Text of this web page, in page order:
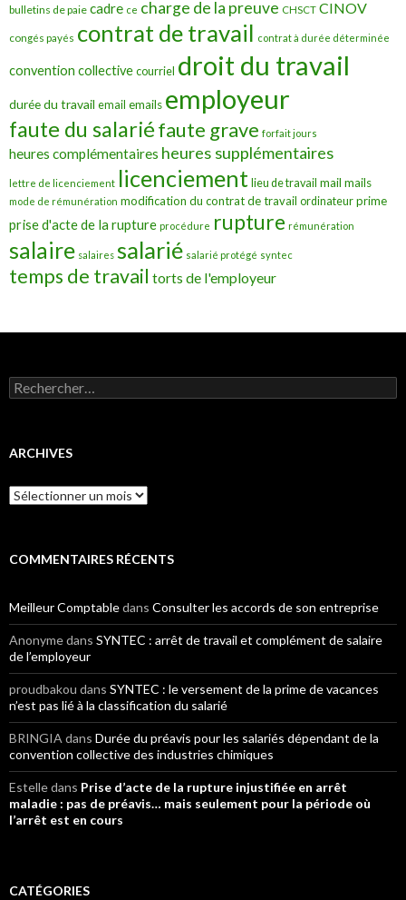
bulletins de paie cadre ce charge de la preuve CHSCT CINOV
congés payés contrat de travail contrat à durée déterminée
convention collective courriel droit du travail
durée du travail email emails employeur
faute du salariéfaute grave forfait jours
heures complémentaires heures supplémentaires
lettre de licenciement licenciement lieu de travail mail mails
mode de rémunération modification du contrat de travail ordinateur prime
prise d'acte de la rupture procédure rupture rémunération
salaire salaires salarié salarié protégé syntec
temps de travail torts de l'employeur
Rechercher :
ARCHIVES
Archives
COMMENTAIRES RÉCENTS
Meilleur Comptabledans Consulter les accords de son entreprise
Anonymedans SYNTEC : arrêt de travail et complément de salaire
de l’employeur
proudbakou dans SYNTEC : le versement de la prime de vacances
n’est pas lié à la classification du salarié
BRINGIA dans Durée du préavis pour les salariés dépendant de la
convention collective des industries chimiques
Estelledans Prise d’acte de la rupture injustifiée en arrêt
maladie : pas de préavis… mais seulement pour la période où
l’arrêt est en cours
CATÉGORIES